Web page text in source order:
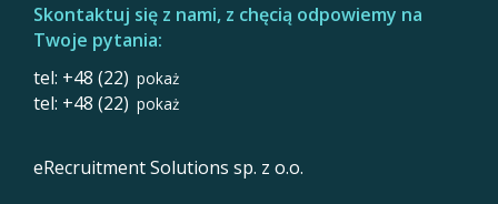
Skontaktuj się z nami, z chęcią odpowiemy na
Twoje pytania:
tel: +48 (22) pokaż
tel: +48 (22) pokaż
eRecruitment Solutions sp. z o.o.